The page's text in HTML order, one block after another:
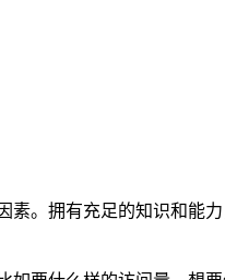
。拥有充足的知识和能